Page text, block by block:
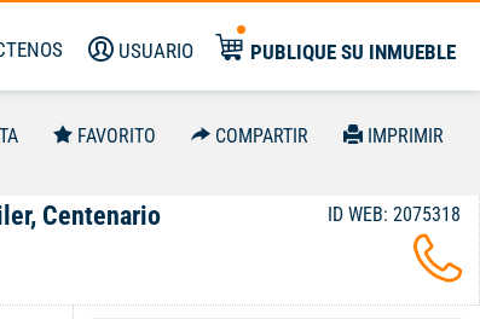
USUARIO PUBLIQUE SU INMUEBLE
FAVORITO COMPARTIR IMPRIMIR
Centenario ID WEB: 2075318